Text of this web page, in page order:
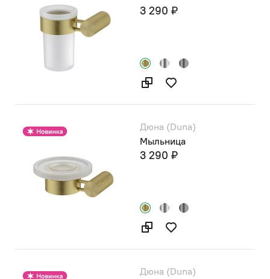
3 290 ₽
Дюна (Duna)
Мыльница
3 290 ₽
Дюна (Duna)